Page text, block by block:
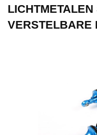
VERSTELBARE